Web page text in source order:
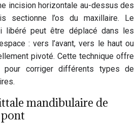
incision horizontale au-dessus des
sectionne l’os du maxillaire. Le
libéré peut être déplacé dans les
: vers l’avant, vers le haut ou
pivoté. Cette technique offre
pour corriger différents types de
mandibulaire de